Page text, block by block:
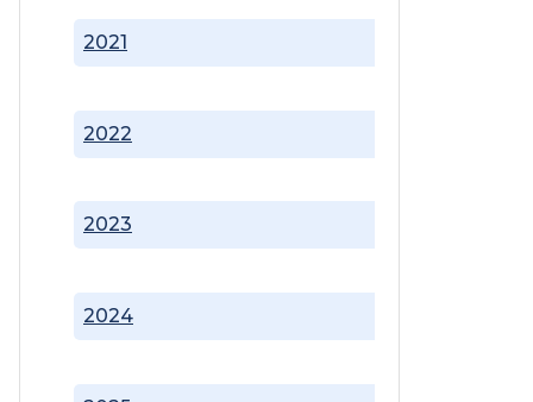
2021
2022
2023
2024